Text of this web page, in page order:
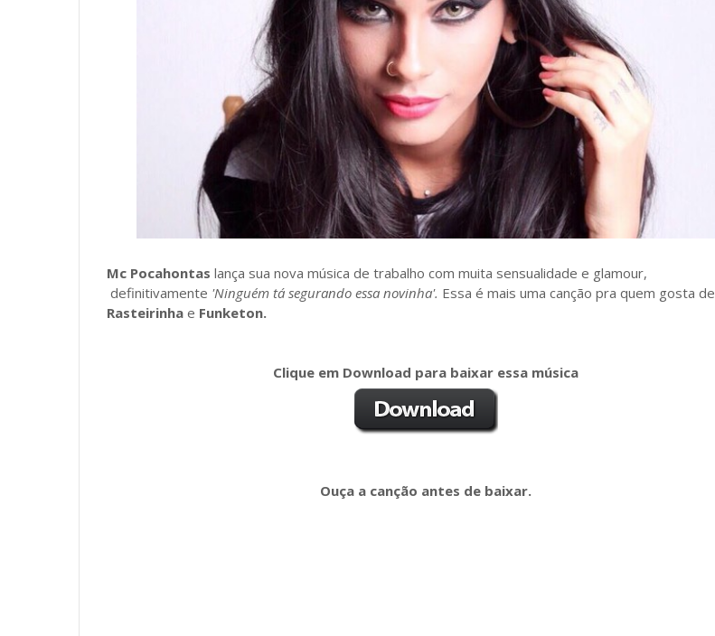
Mc Pocahontas lança sua nova música de trabalho com muita sensualidade e glamour,
definitivamente 'Ninguém tá segurando essa novinha'. Essa é mais uma canção pra quem gosta de
Rasteirinha e Funketon.
Clique em Download para baixar essa música
Ouça a canção antes de baixar.